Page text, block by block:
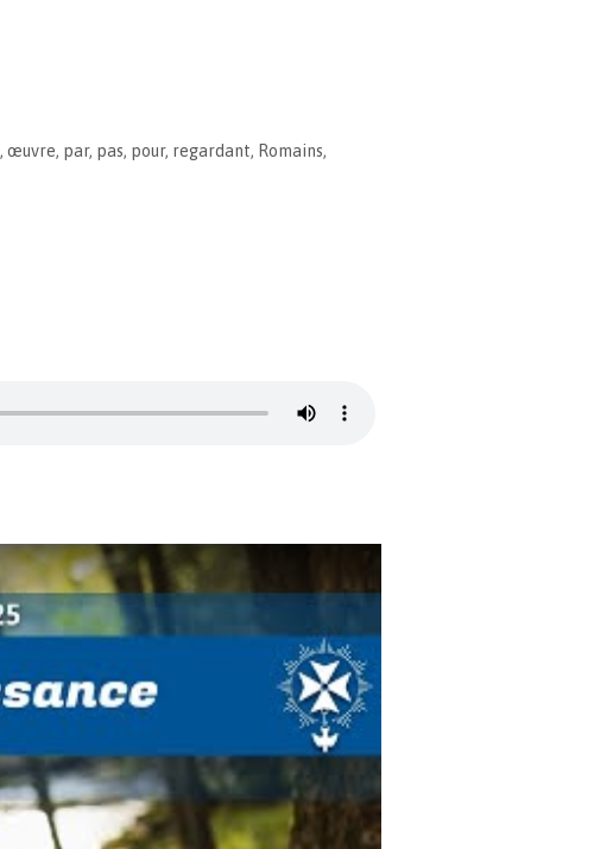
, œuvre, par, pas, pour, regardant, Romains,